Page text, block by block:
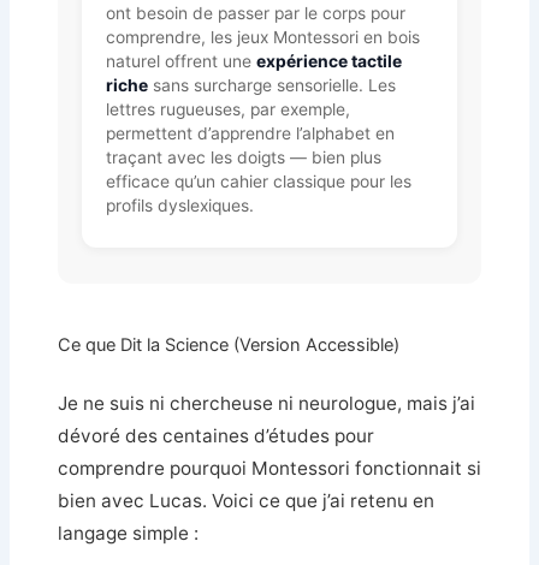
ont besoin de passer par le corps pour
comprendre, les jeux Montessori en bois
naturel offrent une expérience tactile
richesans surcharge sensorielle. Les
lettres rugueuses, par exemple,
permettent d’apprendre l’alphabet en
traçant avec les doigts — bien plus
efficace qu’un cahier classique pour les
profils dyslexiques.
Ce que Dit la Science (Version Accessible)
Je ne suis ni chercheuse ni neurologue, mais j’ai
dévoré des centaines d’études pour
comprendre pourquoi Montessori fonctionnait si
bien avec Lucas. Voici ce que j’ai retenu en
langage simple :